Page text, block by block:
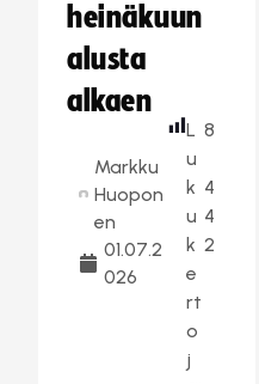
heinäkuun
alusta
alkaen
Markku
Huopon
en
01.07.2
026
L
u
k
u
k
e
rt
o
j
8
4
4
2